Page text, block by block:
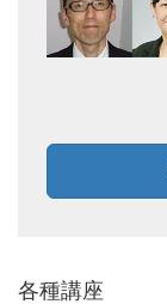
各種講座